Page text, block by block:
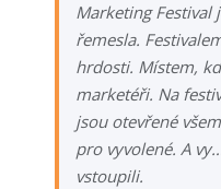
Marketing Festival
řemesla.
hrdosti. Místem,
marketéři. Na
jsou otevřené
pro vyvolené. A
vstoupili.